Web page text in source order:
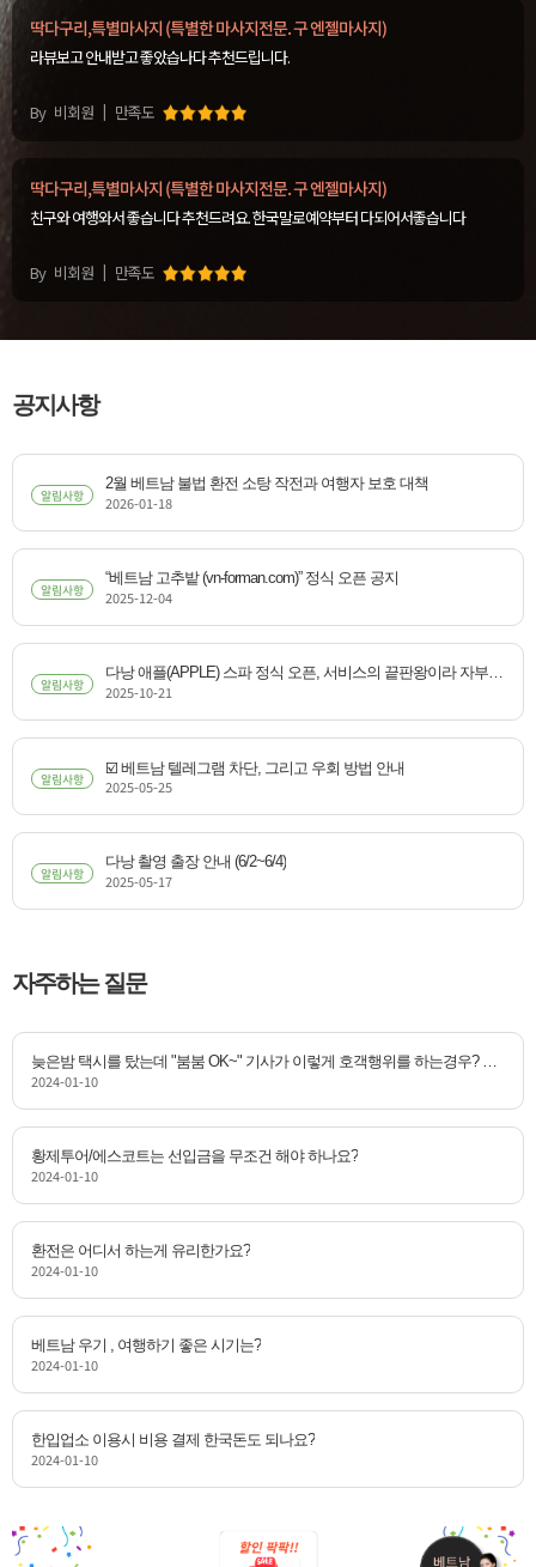
딱다구리,특별마사지 (특별한 마사지전문. 구 엔젤마사지)
라뷰보고 안내받고 좋았습나다 추천드립니다.
By 비회원 만족도
딱다구리,특별마사지 (특별한 마사지전문. 구 엔젤마사지)
친구와 여행와서 좋습니다 추천드려요. 한국말로예약부터 다되어서좋습니다
By 비회원 만족도
공지사항
알림사항
2월 베트남 불법 환전 소탕 작전과 여행자 보호 대책
2026-01-18
알림사항
“베트남 고추밭 (vn-forman.com)” 정식 오픈 공지
2025-12-04
알림사항
다낭 애플(APPLE) 스파 정식 오픈, 서비스의 끝판왕이라 자부
합니다.
2025-10-21
알림사항
☑️ 베트남 텔레그램 차단, 그리고 우회 방법 안내
2025-05-25
알림사항
다낭 촬영 출장 안내 (6/2~6/4)
2025-05-17
자주하는 질문
늦은밤 택시를 탔는데 "붐붐 OK~" 기사가 이렇게 호객행위를 하는경우? 따
라가도 문제 없을까요?
2024-01-10
황제투어/에스코트는 선입금을 무조건 해야 하나요?
2024-01-10
환전은 어디서 하는게 유리한가요?
2024-01-10
베트남 우기 , 여행하기 좋은 시기는?
2024-01-10
한입업소 이용시 비용 결제 한국돈도 되나요?
2024-01-10